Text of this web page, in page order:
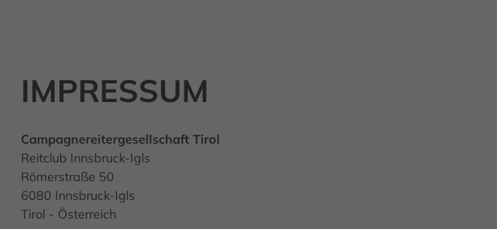
IMPRESSUM
Campagnereitergesellschaft Tirol
Reitclub Innsbruck-Igls
Römerstraße 50
6080 Innsbruck-Igls
Tirol - Österreich